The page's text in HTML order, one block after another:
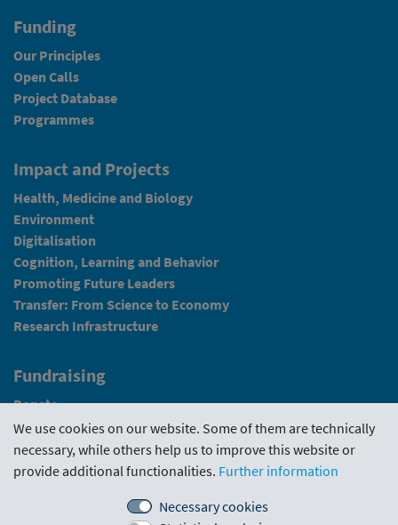
Funding
Our Principles
Open Calls
Project Database
Programmes
Impact and Projects
Health, Medicine and Biology
Environment
Digitalisation
Cognition, Learning and Behavior
Promoting Future Leaders
Transfer: From Science to Economy
Research Infrastructure
Fundraising
Donate
News
Intranet
We use cookies on our website. Some of them are technically
necessary, while others help us to improve this website or
provide additional functionalities. Further information
Necessary cookies